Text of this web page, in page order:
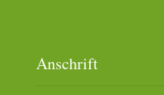
Anschrift